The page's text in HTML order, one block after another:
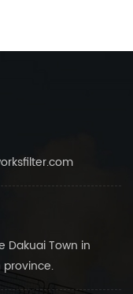
Dakuai Town in
province.